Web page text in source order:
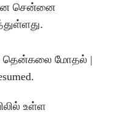
என சென்னை
உள்ள